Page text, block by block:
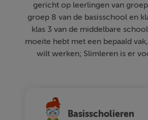
gericht op leerlingen van
groep 8 van de basisschool en
klas 3 van de middelbare
moeite hebt met een bepaald
wilt werken; Slimleren is er
Basisscholieren